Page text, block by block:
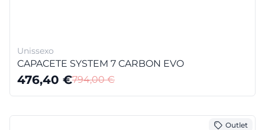
Unissexo
CAPACETE SYSTEM 7 CARBON EVO
476,40 €794,00€
Outlet